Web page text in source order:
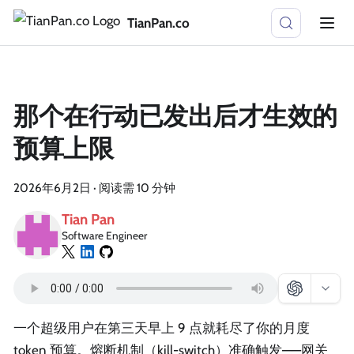
TianPan.co
那个在行动已发出后才生效的
预算上限
2026年6月2日 · 阅读需 10 分钟
Tian Pan
Software Engineer
一个超级用户在第三天早上 9 点就耗尽了你的月度
token 预算。熔断机制（kill-switch）准确触发——网关